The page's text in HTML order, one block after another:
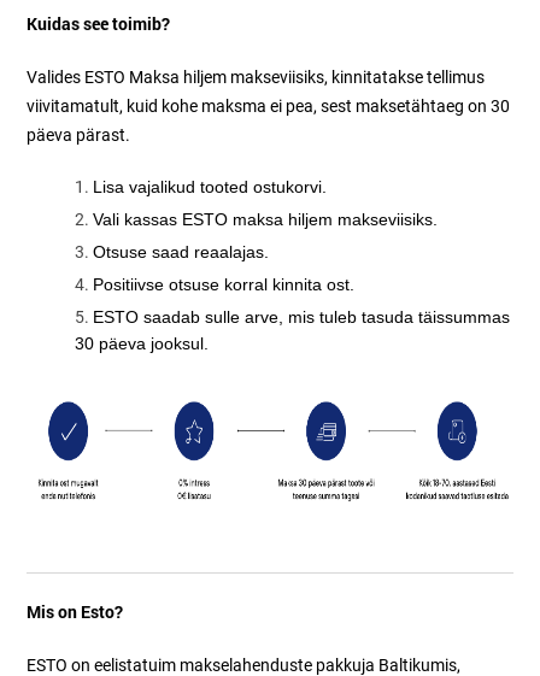
Kuidas see toimib?
Valides ESTO Maksa hiljem makseviisiks, kinnitatakse tellimus
viivitamatult, kuid kohe maksma ei pea, sest maksetähtaeg on 30
päeva pärast.
Lisa vajalikud tooted ostukorvi.
Vali kassas ESTO maksa hiljem makseviisiks.
Otsuse saad reaalajas.
Positiivse otsuse korral kinnita ost.
ESTO saadab sulle arve, mis tuleb tasuda täissummas
30 päeva jooksul.
Mis on Esto?
ESTO on eelistatuim makselahenduste pakkuja Baltikumis,